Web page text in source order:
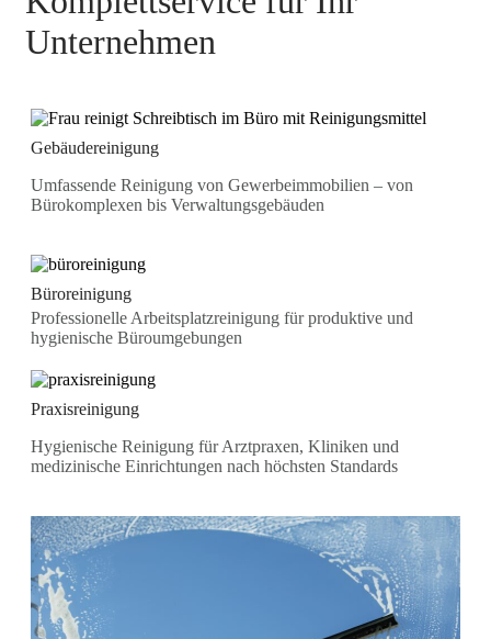
Unternehmen
Gebäudereinigung
Umfassende Reinigung von Gewerbeimmobilien – von
Bürokomplexen bis Verwaltungsgebäuden
Büroreinigung
Professionelle Arbeitsplatzreinigung für produktive und
hygienische Büroumgebungen
Praxisreinigung
Hygienische Reinigung für Arztpraxen, Kliniken und
medizinische Einrichtungen nach höchsten Standards